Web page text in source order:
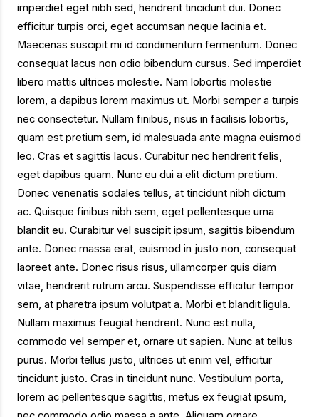
imperdiet eget nibh sed, hendrerit tincidunt dui. Donec
efficitur turpis orci, eget accumsan neque lacinia et.
Maecenas suscipit mi id condimentum fermentum. Donec
consequat lacus non odio bibendum cursus. Sed imperdiet
libero mattis ultrices molestie. Nam lobortis molestie
lorem, a dapibus lorem maximus ut. Morbi semper a turpis
nec consectetur. Nullam finibus, risus in facilisis lobortis,
quam est pretium sem, id malesuada ante magna euismod
leo. Cras et sagittis lacus. Curabitur nec hendrerit felis,
eget dapibus quam. Nunc eu dui a elit dictum pretium.
Donec venenatis sodales tellus, at tincidunt nibh dictum
ac. Quisque finibus nibh sem, eget pellentesque urna
blandit eu. Curabitur vel suscipit ipsum, sagittis bibendum
ante. Donec massa erat, euismod in justo non, consequat
laoreet ante. Donec risus risus, ullamcorper quis diam
vitae, hendrerit rutrum arcu. Suspendisse efficitur tempor
sem, at pharetra ipsum volutpat a. Morbi et blandit ligula.
Nullam maximus feugiat hendrerit. Nunc est nulla,
commodo vel semper et, ornare ut sapien. Nunc at tellus
purus. Morbi tellus justo, ultrices ut enim vel, efficitur
tincidunt justo. Cras in tincidunt nunc. Vestibulum porta,
lorem ac pellentesque sagittis, metus ex feugiat ipsum,